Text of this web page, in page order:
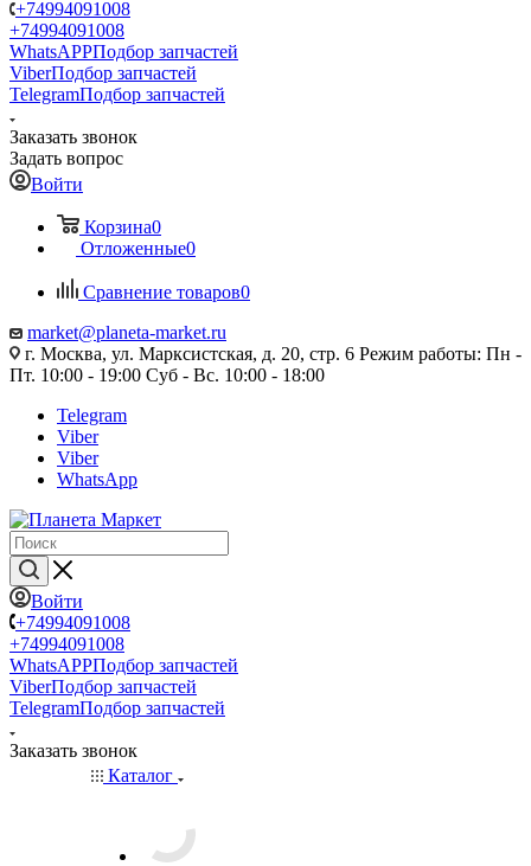
+74994091008
+74994091008
WhatsAPPПодбор запчастей
ViberПодбор запчастей
TelegramПодбор запчастей
Заказать звонок
Задать вопрос
Войти
Корзина0
Отложенные0
Сравнение товаров0
market@planeta-market.ru
г. Москва, ул. Марксистская, д. 20, стр. 6 Режим работы: Пн -
Пт. 10:00 - 19:00 Суб - Вс. 10:00 - 18:00
Telegram
Viber
Viber
WhatsApp
Войти
+74994091008
+74994091008
WhatsAPPПодбор запчастей
ViberПодбор запчастей
TelegramПодбор запчастей
Заказать звонок
Каталог